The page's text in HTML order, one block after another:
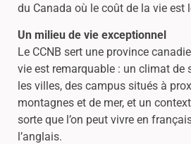
du Canada où le coût de la vie est
Un milieu de vie exceptionnel
Le CCNB sert une province
vie est remarquable : un climat de
les villes, des campus situés à
montagnes et de mer, et un
sorte que l’on peut vivre en
l’anglais.